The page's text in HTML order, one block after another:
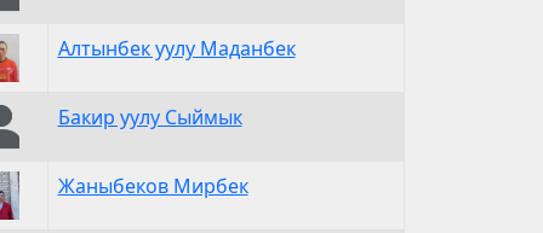
Алтынбек уулу Маданбек
Бакир уулу Сыймык
Жаныбеков Мирбек